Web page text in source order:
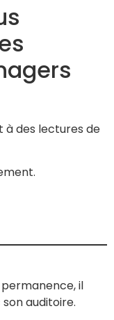
à des lectures de
permanence, il
auditoire.